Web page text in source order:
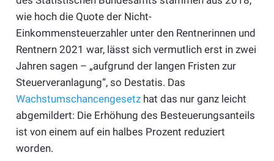
wie hoch die Quote der Nicht-
Einkommensteuerzahler unter den Rentnerinnen und
Rentnern 2021 war, lässt sich vermutlich erst in zwei
Jahren sagen – „aufgrund der langen Fristen zur
Steuerveranlagung“, so Destatis. Das
Wachstumschancengesetzhat das nur ganz leicht
abgemildert: Die Erhöhung des Besteuerungsanteils
ist von einem auf ein halbes Prozent reduziert
worden.